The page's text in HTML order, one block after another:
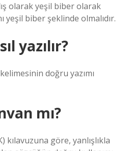
olarak yeşil biber olarak
yeşil biber şeklinde olmalıdır.
yazılır?
doğru yazımı
mı?
göre, yanlışlıkla